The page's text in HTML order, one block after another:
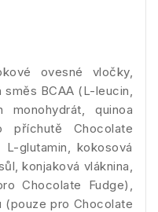
ovesné vločky,
BCAA (L-leucin,
monohydrát, quinoa
příchutě Chocolate
glutamin, kokosová
konjaková vláknina,
Chocolate Fudge),
(pouze pro Chocolate